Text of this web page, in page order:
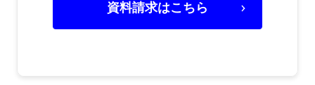
資料請求はこちら